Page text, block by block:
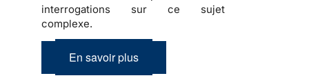
interrogations sur ce sujet
complexe.
En savoir plus